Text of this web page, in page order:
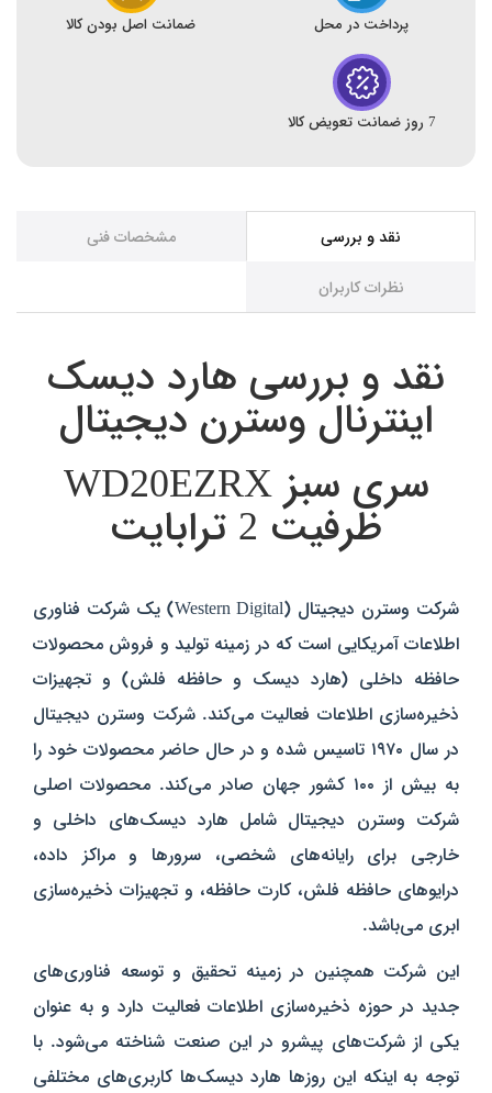
پرداخت در محل ضمانت اصل بودن کالا
7 روز ضمانت تعویض کالا
نقد و بررسی مشخصات فنی
نظرات کاربران
نقد و بررسی هارد دیسک
اینترنال وسترن دیجیتال
سری سبز WD20EZRX
ظرفیت 2 ترابایت
شرکت وسترن دیجیتال (Western Digital) یک شرکت فناوری
اطلاعات آمریکایی است که در زمینه تولید و فروش محصولات
حافظه داخلی (هارد دیسک و حافظه فلش) و تجهیزات
ذخیره‌سازی اطلاعات فعالیت می‌کند. شرکت وسترن دیجیتال
در سال ۱۹۷۰ تاسیس شده و در حال حاضر محصولات خود را
به بیش از ۱۰۰ کشور جهان صادر می‌کند. محصولات اصلی
شرکت وسترن دیجیتال شامل هارد دیسک‌های داخلی و
خارجی برای رایانه‌های شخصی، سرورها و مراکز داده،
درایوهای حافظه فلش، کارت حافظه، و تجهیزات ذخیره‌سازی
ابری می‌باشد.
این شرکت همچنین در زمینه تحقیق و توسعه فناوری‌های
جدید در حوزه ذخیره‌سازی اطلاعات فعالیت دارد و به عنوان
یکی از شرکت‌های پیشرو در این صنعت شناخته می‌شود. با
توجه به اینکه این روزها هارد دیسک‌ها کاربری‌های مختلفی